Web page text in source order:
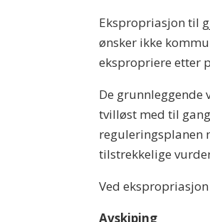
Ekspropriasjon til
ønsker ikke
ekspropriere etter
De
tvilløst med til
reguleringsplanen
tilstrekkelige
Ved
Avskiping